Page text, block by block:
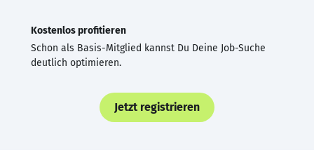
Kostenlos profitieren
Schon als Basis-Mitglied kannst Du Deine Job-Suche
deutlich optimieren.
Jetzt registrieren